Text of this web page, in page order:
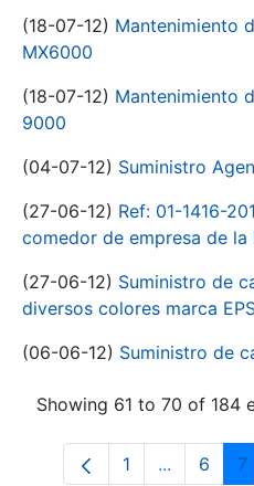
(18-07-12) Mantenimiento
MX6000
(18-07-12) Mantenimiento
9000
(04-07-12) Suministro
(27-06-12) Ref: 01-1416-
comedor de empresa de la
(27-06-12) Suministro de
diversos colores marca
(06-06-12) Suministro de
Showing 61 to 70 of 184
Page
1 ... Page
6 7